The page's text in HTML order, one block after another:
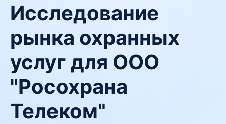
Исследование
рынка охранных
услуг для OOO
"Росохрана
Телеком"